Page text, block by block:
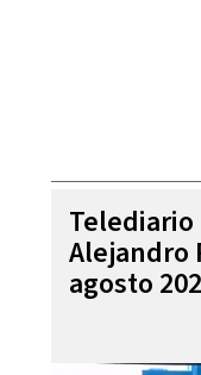
Alejandro
agosto